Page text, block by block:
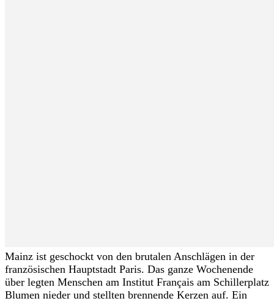
Mainz ist geschockt von den brutalen Anschlägen in der
französischen Hauptstadt Paris. Das ganze Wochenende
über legten Menschen am Institut Français am Schillerplatz
Blumen nieder und stellten brennende Kerzen auf. Ein